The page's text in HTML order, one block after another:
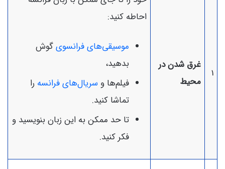
1
غرق شدن در
محیط
احاطه کنید:
موسیقی‌های فرانسویگوش
بدهید،
فیلم‌ها و سریال‌های فرانسه را
تماشا کنید.
تا حد ممکن به این زبان بنویسید و
فکر کنید.